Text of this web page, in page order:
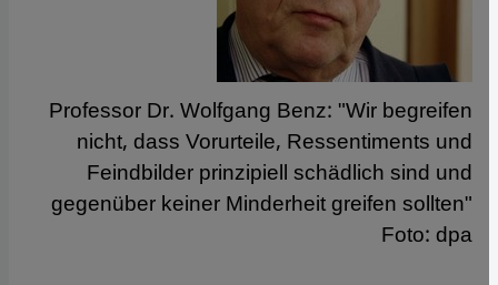
Professor Dr. Wolfgang Benz: "Wir begreifen
nicht, dass Vorurteile, Ressentiments und
Feindbilder prinzipiell schädlich sind und
gegenüber keiner Minderheit greifen sollten"
Foto: dpa